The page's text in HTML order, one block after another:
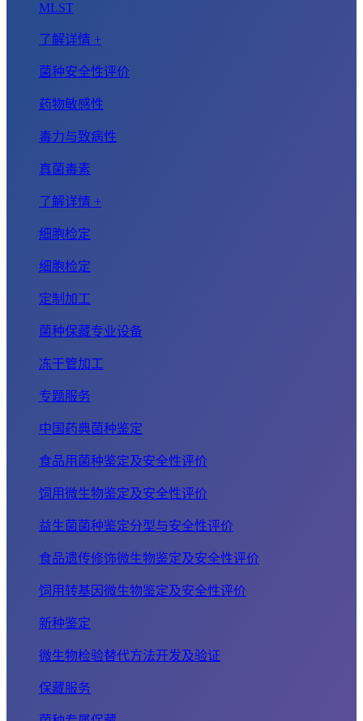
MLST
了解详情 +
菌种安全性评价
药物敏感性
毒力与致病性
真菌毒素
了解详情 +
细胞检定
细胞检定
定制加工
菌种保藏专业设备
冻干管加工
专题服务
中国药典菌种鉴定
食品用菌种鉴定及安全性评价
饲用微生物鉴定及安全性评价
益生菌菌种鉴定分型与安全性评价
食品遗传修饰微生物鉴定及安全性评价
饲用转基因微生物鉴定及安全性评价
新种鉴定
微生物检验替代方法开发及验证
保藏服务